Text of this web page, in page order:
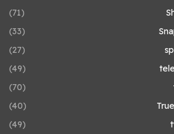
(71)
(33)
(27)
(49)
(70)
(40)
(49)